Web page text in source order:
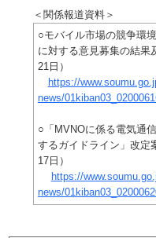
＜関係報道資料＞
○モバイル市場の競争環
に対する意見募集の結果
21日）
https://
news/
○「MVNOに係る電気通
するガイドライン」改定
17日）
https://
news/